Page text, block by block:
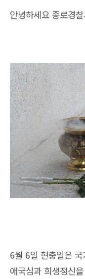
안녕하세요 종로경
6월 6일 현충일은
애국심과 희생정신